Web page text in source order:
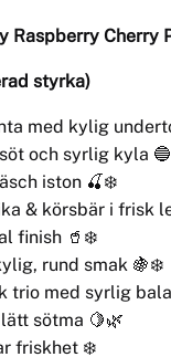
Raspberry Cherry
styrka)
med kylig
och syrlig kyla
iston 🍒❄️
& körsbär i frisk
finish 🥤❄️
rund smak 🍇❄️
trio med syrlig
sötma 🍋🌿
friskhet ❄️